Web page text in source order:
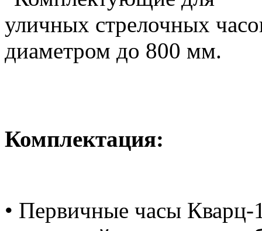
Комплектация:
• Первичные часы Кварц-